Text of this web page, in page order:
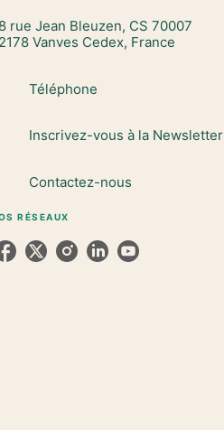
rue Jean Bleuzen, CS 70007
Vanves Cedex, France
Téléphone
Inscrivez-vous à la Newsletter
Contactez-nous
RÉSEAUX